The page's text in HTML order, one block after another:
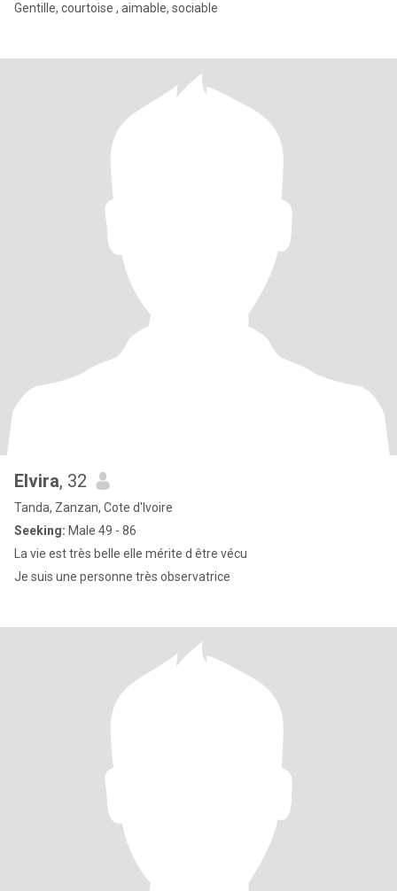
Gentille, courtoise , aimable, sociable
Elvira, 32
Tanda, Zanzan, Cote d'Ivoire
Seeking: Male 49 - 86
La vie est très belle elle mérite d être vécu
Je suis une personne très observatrice